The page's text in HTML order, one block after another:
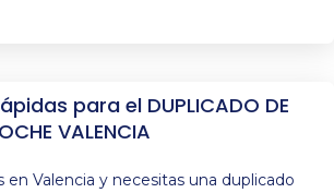
para el DUPLICADO DE
VALENCIA
en Valencia y necesitas una duplicado